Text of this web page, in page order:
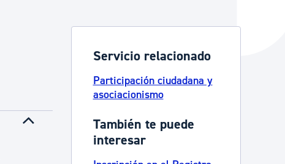
Servicio relacionado
Participación ciudadana y
asociacionismo
También te puede
interesar